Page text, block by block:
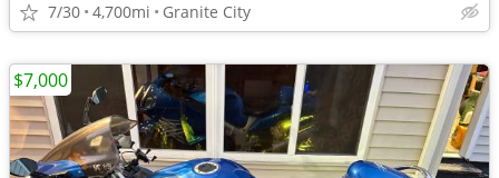
7/30 4,700mi Granite City
$7,000